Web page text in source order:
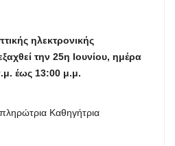
ηλεκτρονικής
την 25η Ιουνίου, ημέρα
έως 13:00 μ.μ.
Καθηγήτρια